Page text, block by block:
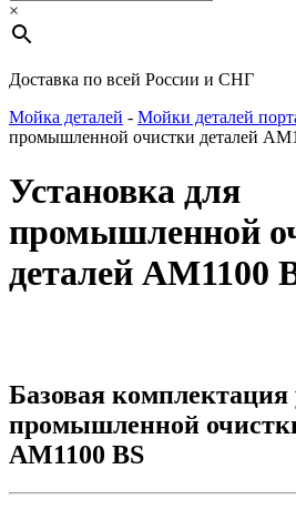
×
Доставка по всей России и СНГ
Мойка деталей - Мойки деталей
промышленной очистки деталей
Установка для
промышленной
деталей АМ1100
Базовая комплектация
промышленной
АМ1100 BS